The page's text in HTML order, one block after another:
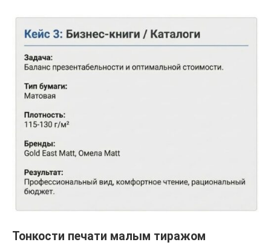
Тонкости печати малым тиражом